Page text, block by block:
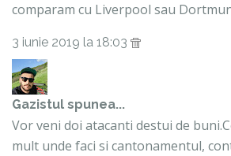
comparam cu Liverpool sau
3 iunie 2019 la 18:03
Gazistul spunea...
Vor veni doi atacanti destui de
mult unde faci si cantonamentul,